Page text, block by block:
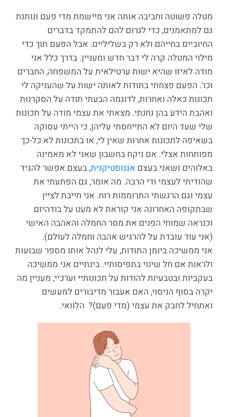
מטלה פשוטה וחביבה אותה אני מיישמת מדי פעם ונותנת
גם למתאמנים, כדי לגרום להם להתמקד בדברים
החיוביים בחייהם ולא רק בשליליים. אבל הפעם תוך כדי
מילוי המטלה קרה לי דבר חדש ומעניין. בדרך כלל אני
מודה לאיזו שהיא ישות ערטילאית על המשפחה, החברים
וכו'. הפעם פצחתי בתודות לאותה ישות על שהעניקה לי
תכונות כאלה ואחרות, לדוגמה הבעתי תודה על הסקרנות
ואהבת הידע בהן נחנתי. מצאתי את עצמי מודה על תכונות
שלי שעד היום לא התייחסתי עליהן, כי הייתי עסוקה
בשאיפה לתכונות אחרות שאין לי, או בתכונות לא כל-כך
מפותחות אצלי. אם ניקח בחשבון שאני לא מאמינה
באלוהים ושאני בעצם אגנוסטיקנית, בעצם אפשר להגיד
שהודיתי לעצמי ודי הרבה. מה אומר, גם הפתעתי את
עצמי וגם הרגשתי התרוממות רוח. אני חייבת לציין
שבתקופה האחרונה אני קוראת לא מעט על בודהיזם
וכנראה שמוחי הפנים את מסר החמלה והאהבה האישי
(אני עוד עובדת על להרגיש אהבה וחמלה לעולם).
אני ממשיכה ביומן התודות, עלי לנהל אותו מספר שבועות
ולראות אם חל שינוי בתפיסותיי. בינתיים אני ממשיכה
בעקביות ובטבעיות להודות על תכונותיי וערכיי, מעניין מה
יקרה בסוף הניסוי, האם אעבור מדיבורים למעשים
ואתחיל לחבק את עצמי (מדי פעם)? הלוואי.